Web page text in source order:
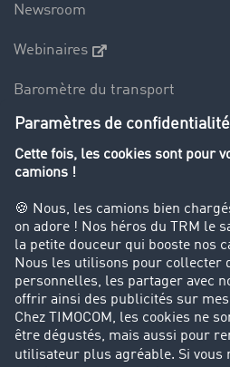
Newsroom
Webinaires
Baromètre du transport
Le dictionnaire du transport
Interdiction de circulation des
Entreprise
Parrainage clients
Success Stories
Cadre légal